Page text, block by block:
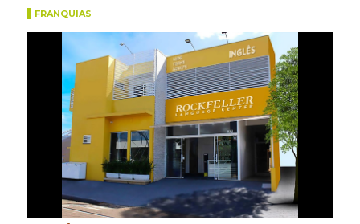
FRANQUIAS